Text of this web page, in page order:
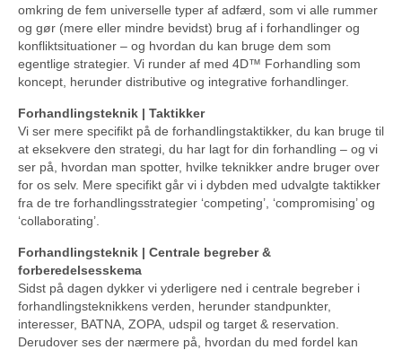
omkring de fem universelle typer af adfærd, som vi alle rummer
og gør (mere eller mindre bevidst) brug af i forhandlinger og
konfliktsituationer – og hvordan du kan bruge dem som
egentlige strategier. Vi runder af med 4D™ Forhandling som
koncept, herunder distributive og integrative forhandlinger.
Forhandlingsteknik | Taktikker
Vi ser mere specifikt på de forhandlingstaktikker, du kan bruge til
at eksekvere den strategi, du har lagt for din forhandling – og vi
ser på, hvordan man spotter, hvilke teknikker andre bruger over
for os selv. Mere specifikt går vi i dybden med udvalgte taktikker
fra de tre forhandlingsstrategier ‘competing’, ‘compromising’ og
‘collaborating’.
Forhandlingsteknik | Centrale begreber &
forberedelsesskema
Sidst på dagen dykker vi yderligere ned i centrale begreber i
forhandlingsteknikkens verden, herunder standpunkter,
interesser, BATNA, ZOPA, udspil og target & reservation.
Derudover ses der nærmere på, hvordan du med fordel kan